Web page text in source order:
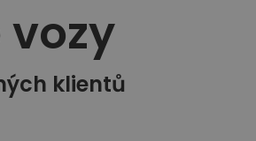
klientů